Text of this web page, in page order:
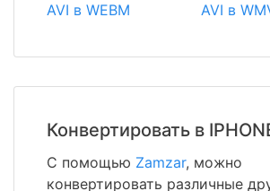
AVI в WEBM
AVI в
Конвертировать в
С помощью Zamzar, можно
конвертировать различные